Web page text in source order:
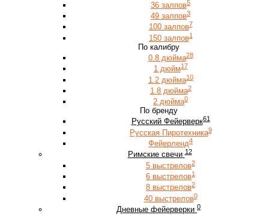
36 залпов5
49 залпов3
100 залпов7
150 залпов1
По калибру
0.8 дюйма28
1 дюйм17
1.2 дюйма10
1.8 дюйма2
2 дюйма0
По бренду
Русский Фейерверк61
Русская Пиротехника9
Фейерленд4
Римские свечи 12
5 выстрелов2
6 выстрелов1
8 выстрелов2
40 выстрелов0
Дневные фейерверки 0